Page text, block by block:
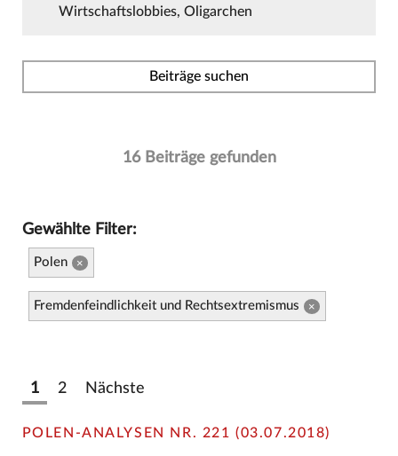
Wirtschaftslobbies, Oligarchen
Beiträge suchen
16 Beiträge gefunden
Gewählte Filter:
Polen ×
Fremdenfeindlichkeit und Rechtsextremismus ×
1 2 Nächste
POLEN-ANALYSEN NR. 221 (03.07.2018)